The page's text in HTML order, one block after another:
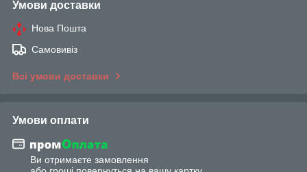
Умови доставки
Нова Пошта
Самовивіз
Всі умови доставки
Умови оплати
Ви отримаєте замовлення